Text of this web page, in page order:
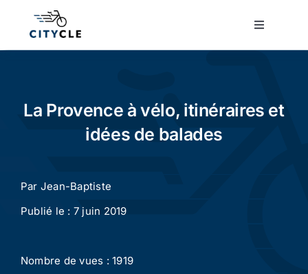
Toggle
Cyclisme urbain
La Provence à vélo, itinéraires et
idées de balades
Par Jean-Baptiste
Publié le : 7 juin 2019
Nombre de vues : 1919